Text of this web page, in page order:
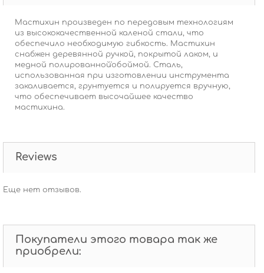
Мастихин произведен по передовым технологиям
из высококачественной каленой стали, что
обеспечило необходимую гибкость. Мастихин
снабжен деревянной ручкой, покрытой лаком, и
медной полированной'обоймой. Сталь,
использованная при изготовлении инструмента
закаливается, грунтуется и полируется вручную,
что обеспечивает высочайшее качество
мастихина.
Reviews
Еще нет отзывов.
Покупатели этого товара так же
приобрели: